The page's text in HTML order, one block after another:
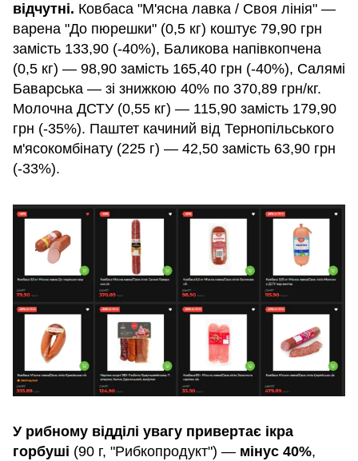
відчутні. Ковбаса "М'ясна лавка / Своя лінія" —
варена "До пюрешки" (0,5 кг) коштує 79,90 грн
замість 133,90 (-40%), Баликова напівкопчена
(0,5 кг) — 98,90 замість 165,40 грн (-40%), Салямі
Баварська — зі знижкою 40% по 370,89 грн/кг.
Молочна ДСТУ (0,55 кг) — 115,90 замість 179,90
грн (-35%). Паштет качиний від Тернопільського
м'ясокомбінату (225 г) — 42,50 замість 63,90 грн
(-33%).
У рибному відділі увагу привертає ікра
горбуші (90 г, "Рибкопродукт") — мінус 40%,